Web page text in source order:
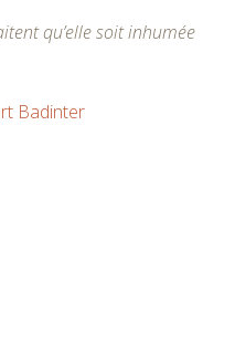
qu’elle soit inhumée
Badinter